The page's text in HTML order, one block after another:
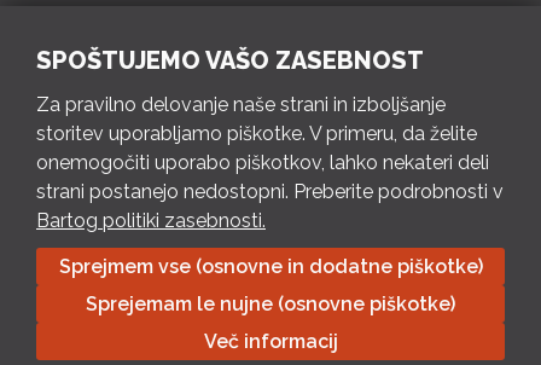
PON – PET 8 – 18 h / SOB 8 – 12 h
Pošlji e-mail
Izpolni kontaktni obrazec
Bartog d.o.o. Trebnje | ID: SI79128718 | IBAN: SI56 1010 0003
8174 248, Banka Intesa Sanpaolo d.d.| Predsednik Uprave:
Ivan Šantorić | Predsednik Nadzornega odbora: Ilija Tokić |
Delniški kapital: 783.970,08 EUR, plačano v celoti | Obrtniška
SPOŠTUJEMO VAŠO ZASEBNOST
Za pravilno delovanje naše strani in izboljšanje
storitev uporabljamo piškotke. V primeru, da želite
onemogočiti uporabo piškotkov, lahko nekateri deli
strani postanejo nedostopni. Preberite podrobnosti v
Bartog politiki zasebnosti.
Sprejmem vse (osnovne in dodatne piškotke)
Sprejemam le nujne (osnovne piškotke)
Več informacij